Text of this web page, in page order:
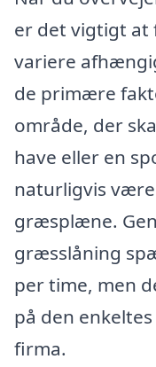
er det vigtigt at
variere
de primære
område, der
have eller en
naturligvis
græsplæne.
græsslåning
per time, men
på den
firma.